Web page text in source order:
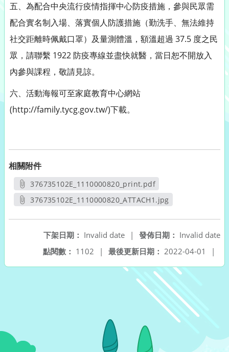
五、為配合中央流行疫情指揮中心防疫措施，參與民眾需
配合實名制入場、落實個人防護措施（勤洗手、無法維持
社交距離時佩戴口罩）及量測體溫，額溫超過 37.5 度之民
眾，請聯繫 1922 防疫專線並盡快就醫，當日恕不開放入
內參與課程，敬請見諒。
六、活動海報可至家庭教育中心網站
(http://family.tycg.gov.tw/)下載。
相關附件
376735102E_1110000820_print.pdf
另開新視窗
376735102E_1110000820_ATTACH1.jpg
發佈日期： Invalid date
下架日期： Invalid date
|
最後更新日期： 2022-04-01 |
點閱數： 1102 |